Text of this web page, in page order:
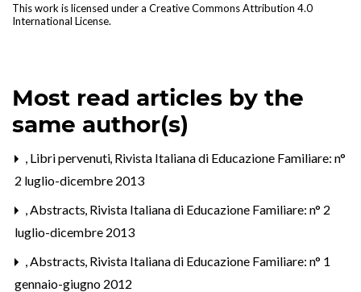
This work is licensed under a Creative Commons Attribution 4.0
International License.
Most read articles by the
same author(s)
, Libri pervenuti, Rivista Italiana di Educazione Familiare: n°
2 luglio-dicembre 2013
,Abstracts, Rivista Italiana di Educazione Familiare: n° 2
luglio-dicembre 2013
,Abstracts, Rivista Italiana di Educazione Familiare: n° 1
gennaio-giugno 2012